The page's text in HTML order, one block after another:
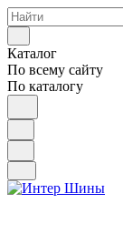
Каталог
По всему сайту
По каталогу